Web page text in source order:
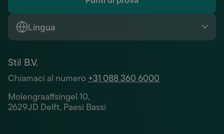
Lingua
Stil B.V.
Chiamaci al numero+31 088 360 6000
Molengraaffsingel 10,
2629JD Delft, Paesi Bassi